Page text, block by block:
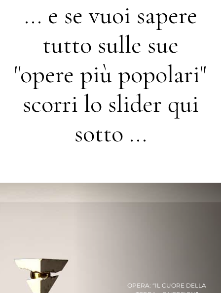
... e se vuoi sapere
tutto sulle sue
"opere più popolari"
scorri lo slider qui
sotto ...
OPERA: “IL CUORE DELLA